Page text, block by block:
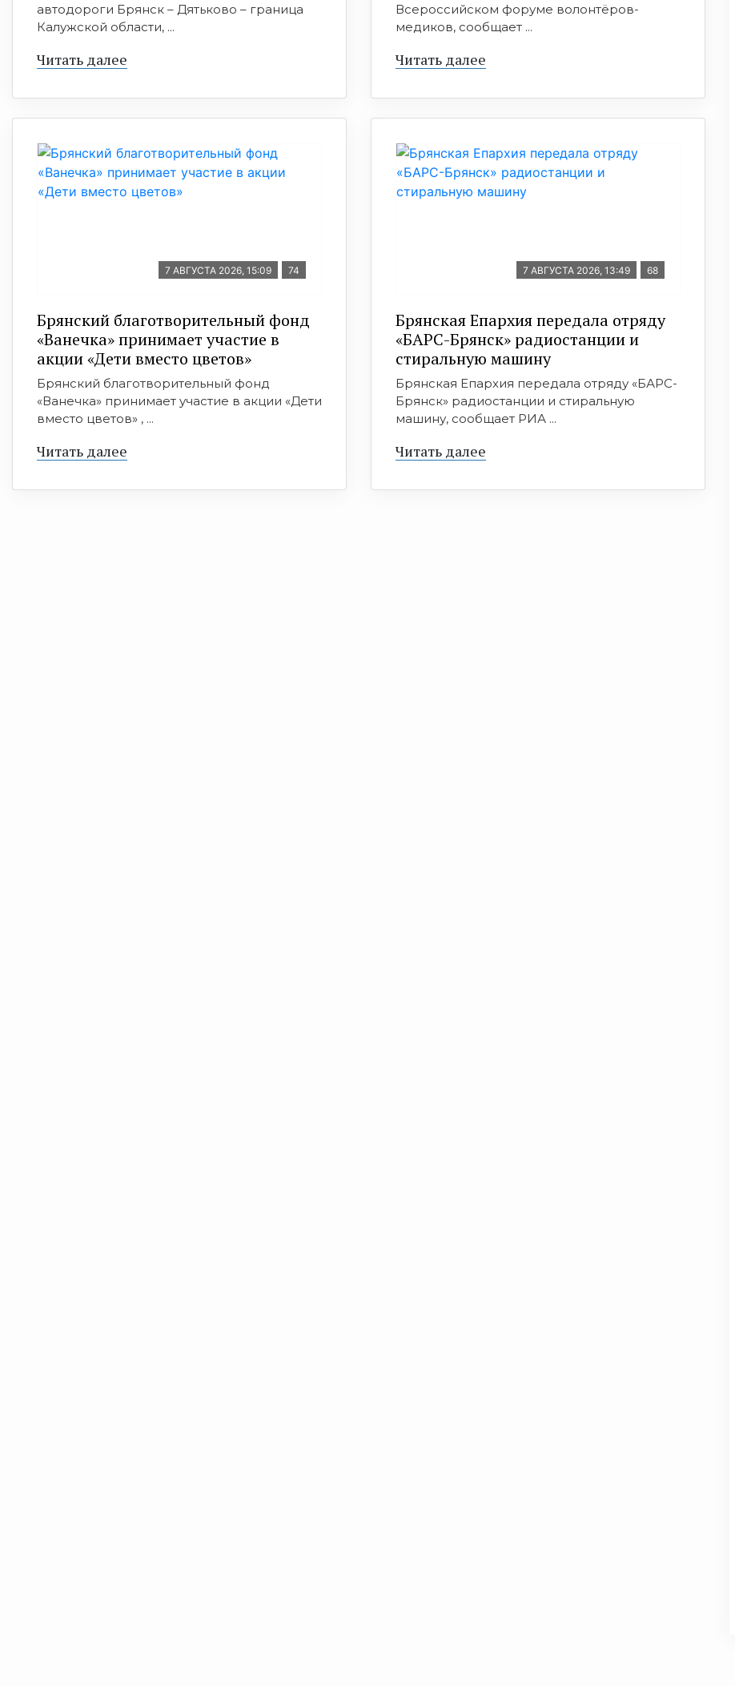
автодороги Брянск – Дятьково – граница
Калужской области, ...
Читать далее
Всероссийском форуме волонтёров-
медиков, сообщает ...
Читать далее
7 АВГУСТА 2026, 15:09 74
Брянский благотворительный фонд
«Ванечка» принимает участие в
акции «Дети вместо цветов»
Брянский благотворительный фонд
«Ванечка» принимает участие в акции «Дети
вместо цветов» , ...
Читать далее
7 АВГУСТА 2026, 13:49 68
Брянская Епархия передала отряду
«БАРС-Брянск» радиостанции и
стиральную машину
Брянская Епархия передала отряду «БАРС-
Брянск» радиостанции и стиральную
машину, сообщает РИА ...
Читать далее